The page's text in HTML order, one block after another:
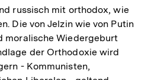
russisch mit orthodox, wie
Die von Jelzin wie von Putin
moralische Wiedergeburt
der Orthodoxie wird
- Kommunisten,